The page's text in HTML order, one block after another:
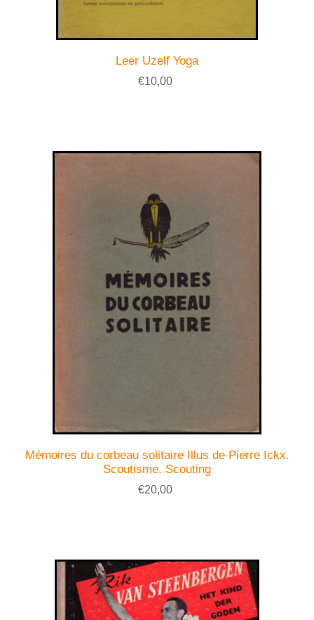
Leer Uzelf Yoga
€10,00
Mémoires du corbeau solitaire Illus de Pierre Ickx.
Scoutisme. Scouting
€20,00